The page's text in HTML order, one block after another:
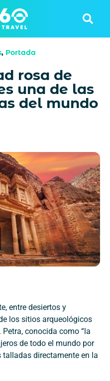
, Portada
rosa de
una de las
del mundo
entre desiertos y
los sitios arqueológicos
conocida como “la
de todo el mundo por
directamente en la